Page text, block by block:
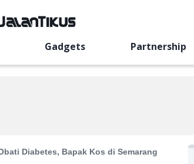
Gadgets Partnership
Diabetes, Bapak Kos di Semarang